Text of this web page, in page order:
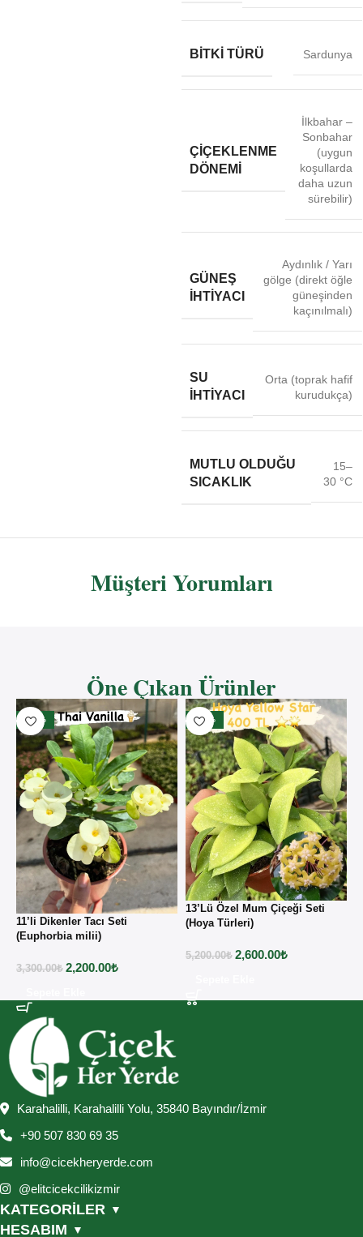
BITKI TÜRÜ Sardunya
ÇIÇEKLENME
DÖNEMI
İlkbahar –
Sonbahar
(uygun
koşullarda
daha uzun
sürebilir)
GÜNEŞ
İHTIYACI
Aydınlık / Yarı
gölge (direkt öğle
güneşinden
kaçınılmalı)
SU
İHTIYACI
Orta (toprak hafif
kurudukça)
MUTLU OLDUĞU
SICAKLIK
15–
30 °C
Müşteri Yorumları
Öne Çıkan Ürünler
- 33%
11’li Dikenler Tacı Seti
(Euphorbia milii)
3,300.00₺ 2,200.00₺
- 50%
13’Lü Özel Mum Çiçeği Seti
(Hoya Türleri)
5,200.00₺ 2,600.00₺
Karahalilli, Karahalilli Yolu, 35840 Bayındır/İzmir
+90 507 830 69 35
info@cicekheryerde.com
@elitcicekcilikizmir
KATEGORİLER ▼
HESABIM ▼